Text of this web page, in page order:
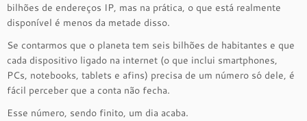
bilhões de endereços IP, mas na prática, o que está realmente
disponível é menos da metade disso.
Se contarmos que o planeta tem seis bilhões de habitantes e que
cada dispositivo ligado na internet (o que inclui smartphones,
PCs, notebooks, tablets e afins) precisa de um número só dele, é
fácil perceber que a conta não fecha.
Esse número, sendo finito, um dia acaba.